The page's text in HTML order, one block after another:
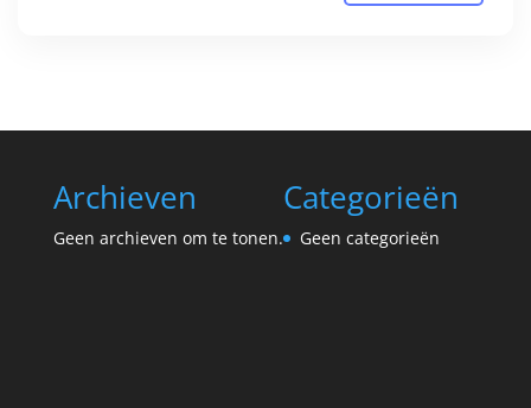
Archieven
Geen archieven om te tonen.
Categorieën
Geen categorieën